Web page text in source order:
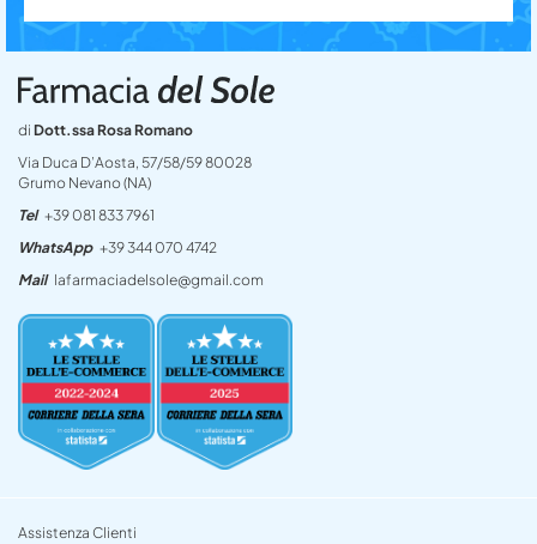
di Dott.ssa Rosa Romano
Via Duca D’Aosta, 57/58/59 80028
Grumo Nevano (NA)
Tel +39 081 833 7961
WhatsApp +39 344 070 4742
Mail lafarmaciadelsole@gmail.com
Assistenza Clienti